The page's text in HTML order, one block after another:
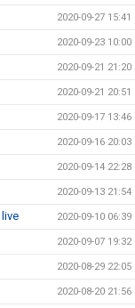
2020-09-27 15:41
2020-09-23 10:00
2020-09-21 21:20
2020-09-21 20:51
2020-09-17 13:46
2020-09-16 20:03
2020-09-14 22:28
2020-09-13 21:54
2020-09-10 06:39
2020-09-07 19:32
2020-08-29 22:05
2020-08-20 21:56